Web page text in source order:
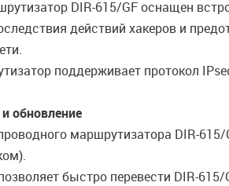
DIR-615/GF оснащен
действий хакеров и
поддерживает протокол
обновление
маршрутизатора DIR-
быстро перевести DIR-